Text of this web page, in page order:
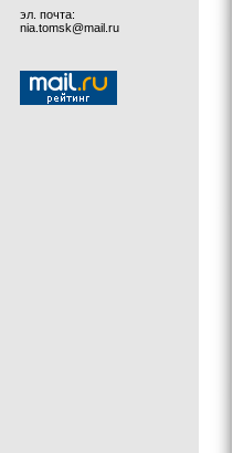
эл. почта:
nia.tomsk@mail.ru